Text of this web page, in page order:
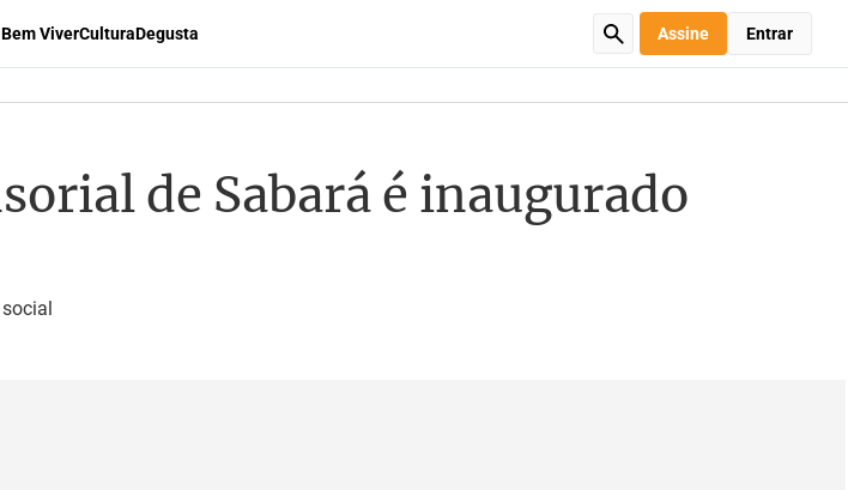
Bem ViverCulturaDegusta Assine Entrar
de Sabará é inaugurado